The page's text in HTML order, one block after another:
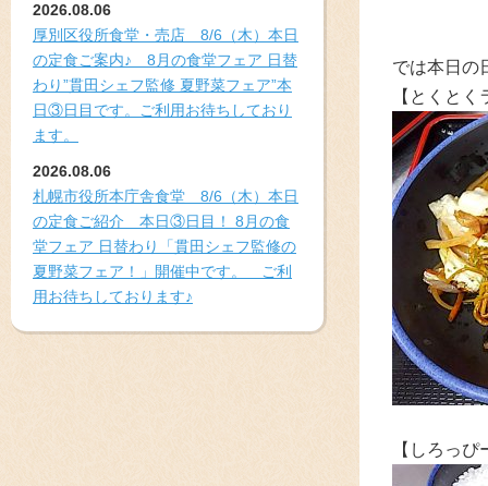
2026.08.06
厚別区役所食堂・売店 8/6（木）本日
の定食ご案内♪ 8月の食堂フェア 日替
わり”貫田シェフ監修 夏野菜フェア”本
日③日目です。ご利用お待ちしており
ます。
2026.08.06
札幌市役所本庁舎食堂 8/6（木）本日
の定食ご紹介 本日③日目！ 8月の食
堂フェア 日替わり「貫田シェフ監修の
夏野菜フェア！」開催中です。 ご利
用お待ちしております♪
では本日の
【とくと
【しろっ